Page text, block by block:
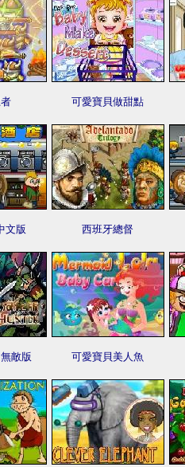
可愛寶貝做甜點
文版 西班牙總督
敵版 可愛寶貝美人魚